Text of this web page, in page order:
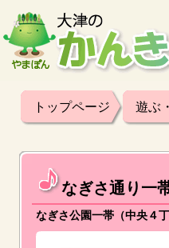
トップページ 遊ぶ
なぎさ通り一
なぎさ公園一帯（中央４